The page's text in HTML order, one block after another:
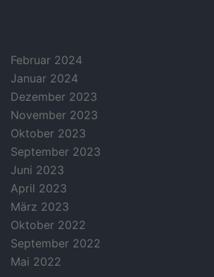
Februar 2024
Januar 2024
Dezember 2023
November 2023
Oktober 2023
September 2023
Juni 2023
April 2023
März 2023
Oktober 2022
September 2022
Mai 2022